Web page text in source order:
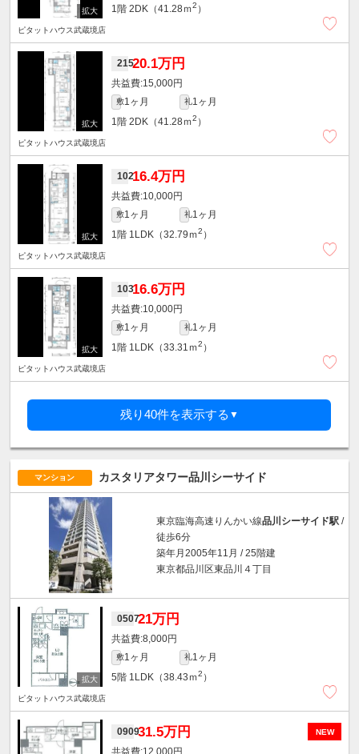
1階 2DK（41.28ｍ2 ）
ピタットハウス武蔵境店
21520.1万円
15,000円
敷1ヶ月 礼1ヶ月
1階 2DK（41.28ｍ2 ）
ピタットハウス武蔵境店
10216.4万円
10,000円
敷1ヶ月 礼1ヶ月
1階 1LDK（32.79ｍ2 ）
ピタットハウス武蔵境店
10316.6万円
10,000円
敷1ヶ月 礼1ヶ月
1階 1LDK（33.31ｍ2 ）
ピタットハウス武蔵境店
残り40件を表示する ▼
マンション カスタリアタワー品川シーサイド
東京臨海高速りんかい線品川シーサイド駅 /
徒歩6分
築年月2005年11月 / 25階建
東京都品川区東品川４丁目
050721万円
8,000円
敷1ヶ月 礼1ヶ月
5階 1LDK（38.43ｍ2 ）
ピタットハウス武蔵境店
NEW
090931.5万円
12,000円